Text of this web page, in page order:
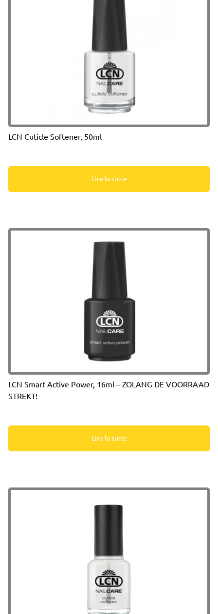
LCN Cuticle Softener, 50ml
Lire la suite
LCN Smart Active Power, 16ml – ZOLANG DE VOORRAAD
STREKT!
Lire la suite